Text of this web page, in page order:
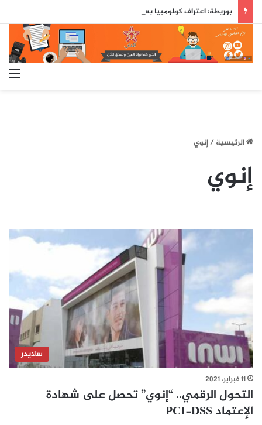
الرئيسية/إنوي
إنوي
سلايدر
11 فبراير، 2021
التحول الرقمي.. “إنوي” تحصل على شهادة
الإعتماد PCI-DSS